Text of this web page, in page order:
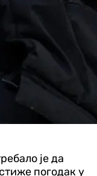
је да
погодак у